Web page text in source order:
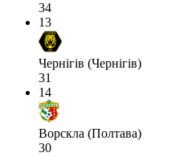
34
13
Чернігів (Чернігів)
31
14
Ворскла (Полтава)
30